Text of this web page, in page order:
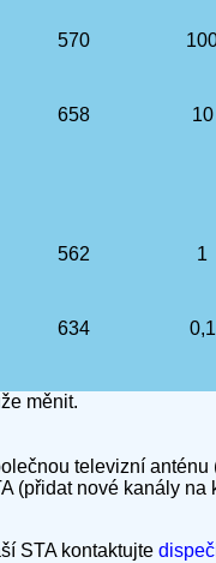
570
658 10
562 1
634 0,1
měnit.
televizní
(přidat nové kanály na
STA kontaktujte